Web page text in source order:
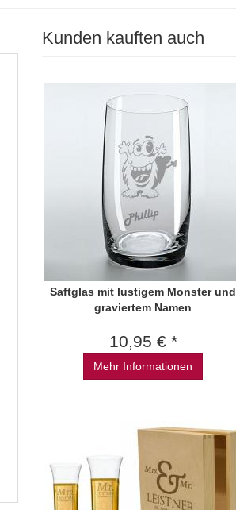
Kunden kauften auch
Saftglas mit lustigem Monster und
graviertem Namen
10,95 € *
Mehr Informationen